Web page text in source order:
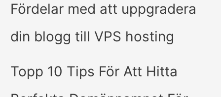
Fördelar med att uppgradera
din blogg till VPS hosting
Topp 10 Tips För Att Hitta